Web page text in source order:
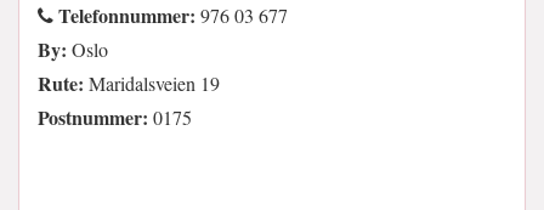
Telefonnummer: 976 03 677
By: Oslo
Rute: Maridalsveien 19
Postnummer: 0175